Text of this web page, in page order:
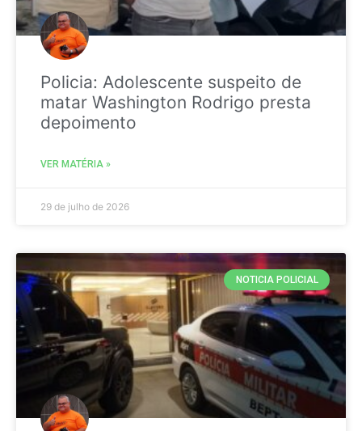
Policia: Adolescente suspeito de
matar Washington Rodrigo presta
depoimento
VER MATÉRIA »
29 de julho de 2026
NOTICIA POLICIAL